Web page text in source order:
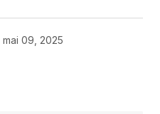
mai 09, 2025